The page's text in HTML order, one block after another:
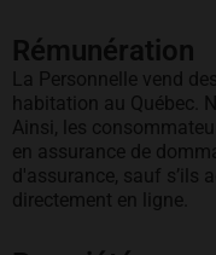
Rémunération
La Personnelle vend
habitation au Québec.
Ainsi, les
en assurance de
d'assurance, sauf s’ils
directement en ligne.